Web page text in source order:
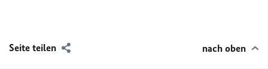
Seite teilen nach oben